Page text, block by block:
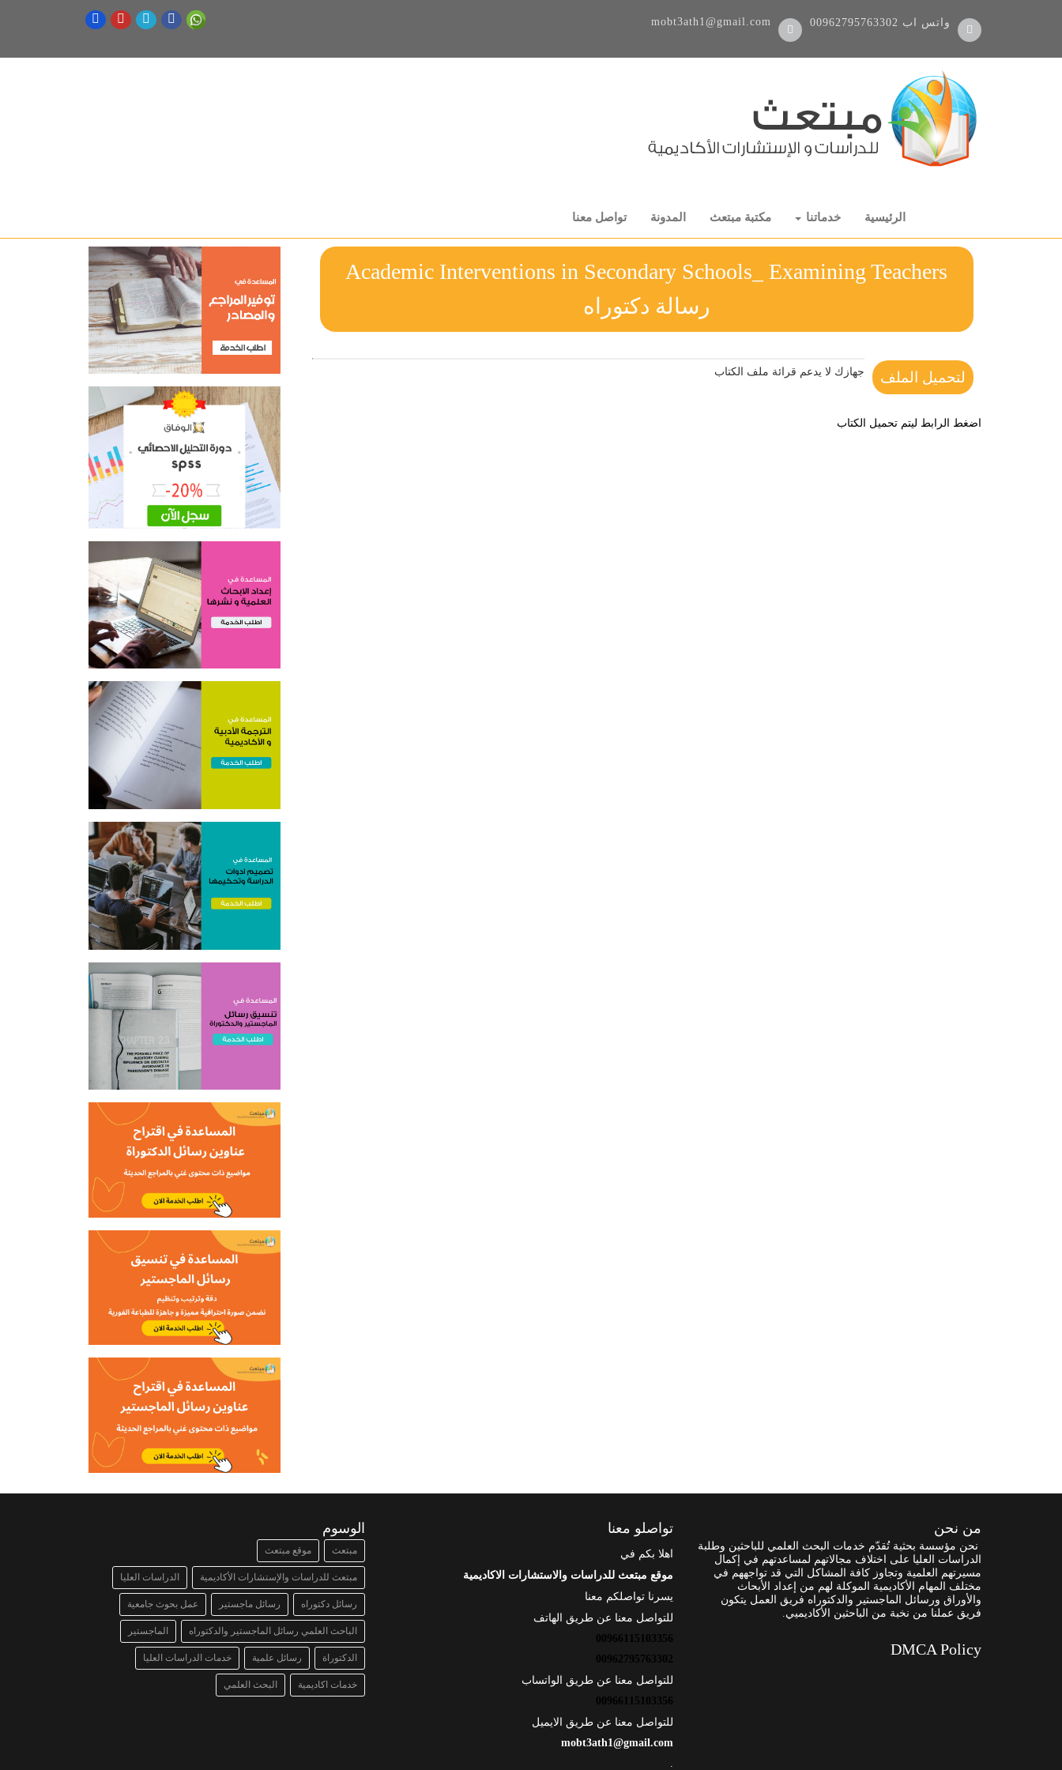
00962795763302 واتس اب mobt3ath1@gmail.com
الرئيسية خدماتنا مكتبة مبتعث المدونة تواصل معنا
Academic Interventions in Secondary Schools_ Examining Teachers
رسالة دكتوراه
لتحميل الملف جهازك لا يدعم قرائة ملف الكتاب
اضغط الرابط ليتم تحميل الكتاب
من نحن
نحن مؤسسة بحثية تُقدّم خدمات البحث العلمي للباحثين وطلبة
الدراسات العليا على اختلاف مجالاتهم لمساعدتهم في إكمال
مسيرتهم العلمية وتجاوز كافة المشاكل التي قد تواجههم في
مختلف المهام الأكاديمية الموكلة لهم من إعداد الأبحاث
والأوراق ورسائل الماجستير والدكتوراه فريق العمل يتكون
فريق عملنا من نخبة من الباحثين الأكاديميي.
DMCA Policy
تواصلو معنا
اهلا بكم في
موقع مبتعث للدراسات والاستشارات الاكاديمية
يسرنا تواصلكم معنا
للتواصل معنا عن طريق الهاتف
00966115103356
00962795763302
للتواصل معنا عن طريق الواتساب
00966115103356
للتواصل معنا عن طريق الايميل
mobt3ath1@gmail.com
الوسوم
مبتعث موقع مبتعث
مبتعث للدراسات والإستشارات الأكاديمية الدراسات العليا
رسائل دكتوراه رسائل ماجستير عمل بحوث جامعية
الباحث العلمي رسائل الماجستير والدكتوراه الماجستير
الدكتوراة رسائل علمية خدمات الدراسات العليا
خدمات اكاديمية البحث العلمي